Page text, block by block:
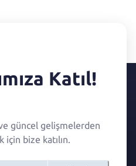
Katıl!
güncel gelişmelerden
için bize katılın.